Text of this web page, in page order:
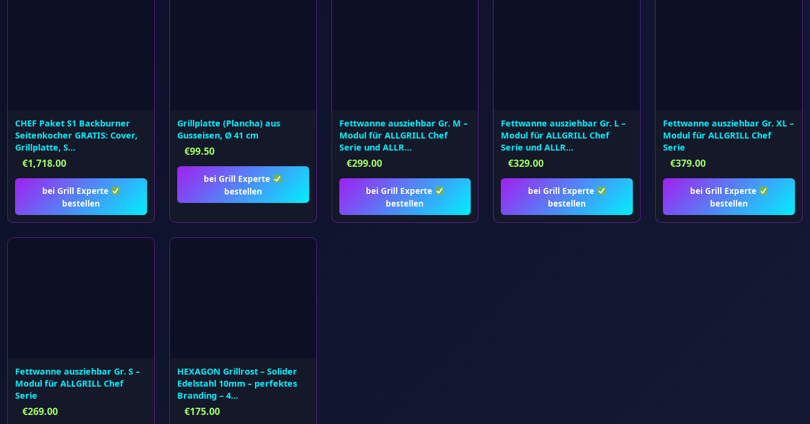
CHEF Paket S1 Backburner
Seitenkocher GRATIS: Cover,
Grillplatte, S…
€1,718.00
bei Grill Experte
bestellen
Grillplatte (Plancha) aus
Gusseisen, Ø 41 cm
€99.50
bei Grill Experte
bestellen
Fettwanne ausziehbar Gr. M –
Modul für ALLGRILL Chef
Serie und ALLR…
€299.00
bei Grill Experte
bestellen
Fettwanne ausziehbar Gr. L –
Modul für ALLGRILL Chef
Serie und ALLR…
€329.00
bei Grill Experte
bestellen
Fettwanne ausziehbar Gr. XL –
Modul für ALLGRILL Chef
Serie
€379.00
bei Grill Experte
bestellen
Fettwanne ausziehbar Gr. S –
Modul für ALLGRILL Chef
Serie
€269.00
HEXAGON Grillrost – Solider
Edelstahl 10mm – perfektes
Branding – 4…
€175.00